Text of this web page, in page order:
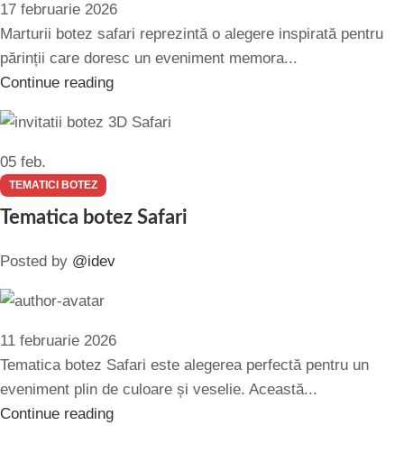
17 februarie 2026
Marturii botez safari reprezintă o alegere inspirată pentru
părinții care doresc un eveniment memora...
Continue reading
05 feb.
TEMATICI BOTEZ
Tematica botez Safari
Posted by @idev
11 februarie 2026
Tematica botez Safari este alegerea perfectă pentru un
eveniment plin de culoare și veselie. Această...
Continue reading